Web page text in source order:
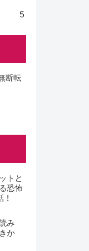
5
断転
トと
恐怖
み
か